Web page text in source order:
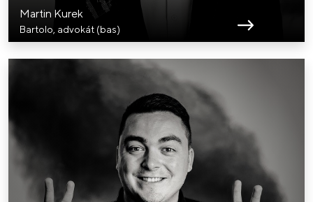
Martin Kurek
Bartolo, advokát (bas)